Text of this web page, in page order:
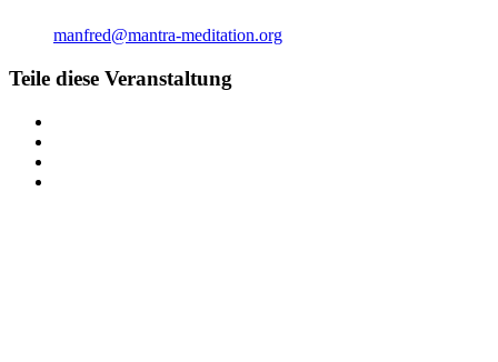
manfred@mantra-meditation.org
Teile diese Veranstaltung